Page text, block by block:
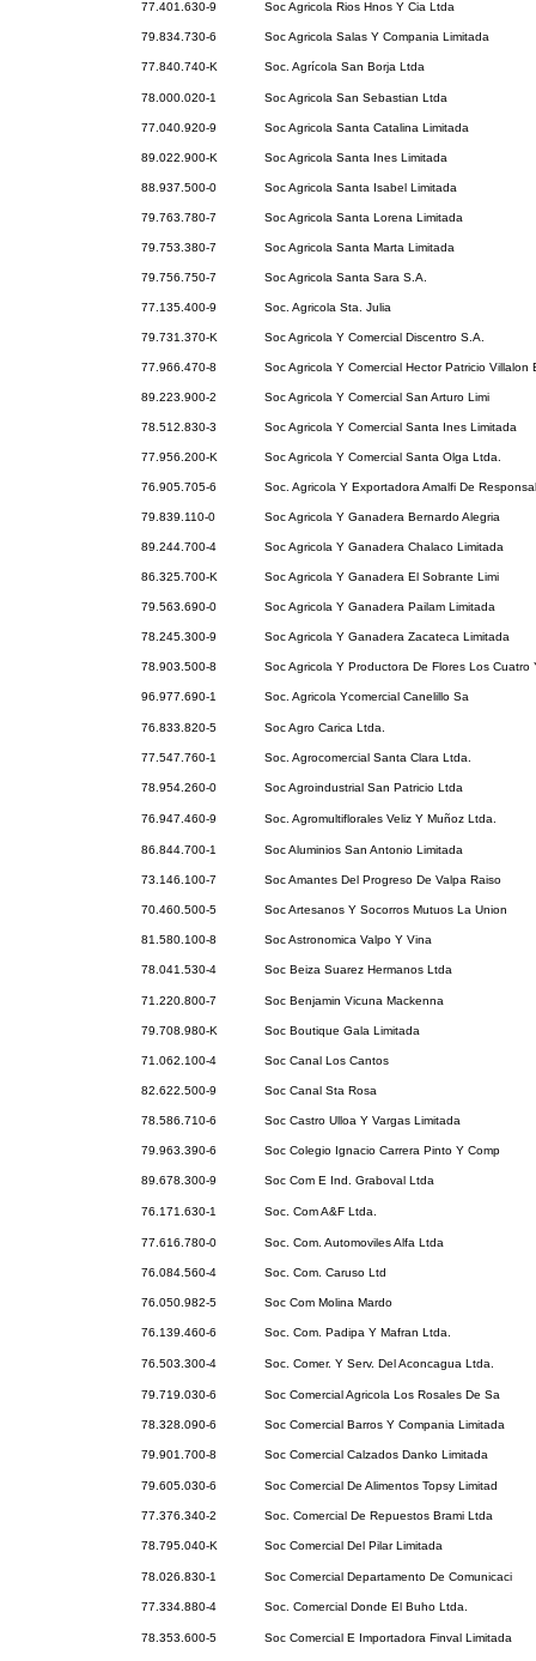
77.401.630-9 Soc Agricola Rios Hnos Y Cia Ltda
79.834.730-6 Soc Agricola Salas Y Compania Limitada
77.840.740-K Soc. Agrícola San Borja Ltda
78.000.020-1 Soc Agricola San Sebastian Ltda
77.040.920-9 Soc Agricola Santa Catalina Limitada
89.022.900-K Soc Agricola Santa Ines Limitada
88.937.500-0 Soc Agricola Santa Isabel Limitada
79.763.780-7 Soc Agricola Santa Lorena Limitada
79.753.380-7 Soc Agricola Santa Marta Limitada
79.756.750-7 Soc Agricola Santa Sara S.A.
77.135.400-9 Soc. Agricola Sta. Julia
79.731.370-K Soc Agricola Y Comercial Discentro S.A.
77.966.470-8 Soc Agricola Y Comercial Hector Patricio Villalon
89.223.900-2 Soc Agricola Y Comercial San Arturo Limi
78.512.830-3 Soc Agricola Y Comercial Santa Ines Limitada
77.956.200-K Soc Agricola Y Comercial Santa Olga Ltda.
76.905.705-6 Soc. Agricola Y Exportadora Amalfi De
79.839.110-0 Soc Agricola Y Ganadera Bernardo Alegria
89.244.700-4 Soc Agricola Y Ganadera Chalaco Limitada
86.325.700-K Soc Agricola Y Ganadera El Sobrante Limi
79.563.690-0 Soc Agricola Y Ganadera Pailam Limitada
78.245.300-9 Soc Agricola Y Ganadera Zacateca Limitada
78.903.500-8 Soc Agricola Y Productora De Flores Los Cuatro
96.977.690-1 Soc. Agricola Ycomercial Canelillo Sa
76.833.820-5 Soc Agro Carica Ltda.
77.547.760-1 Soc. Agrocomercial Santa Clara Ltda.
78.954.260-0 Soc Agroindustrial San Patricio Ltda
76.947.460-9 Soc. Agromultiflorales Veliz Y Muñoz Ltda.
86.844.700-1 Soc Aluminios San Antonio Limitada
73.146.100-7 Soc Amantes Del Progreso De Valpa Raiso
70.460.500-5 Soc Artesanos Y Socorros Mutuos La Union
81.580.100-8 Soc Astronomica Valpo Y Vina
78.041.530-4 Soc Beiza Suarez Hermanos Ltda
71.220.800-7 Soc Benjamin Vicuna Mackenna
79.708.980-K Soc Boutique Gala Limitada
71.062.100-4 Soc Canal Los Cantos
82.622.500-9 Soc Canal Sta Rosa
78.586.710-6 Soc Castro Ulloa Y Vargas Limitada
79.963.390-6 Soc Colegio Ignacio Carrera Pinto Y Comp
89.678.300-9 Soc Com E Ind. Graboval Ltda
76.171.630-1 Soc. Com A&F Ltda.
77.616.780-0 Soc. Com. Automoviles Alfa Ltda
76.084.560-4 Soc. Com. Caruso Ltd
76.050.982-5 Soc Com Molina Mardo
76.139.460-6 Soc. Com. Padipa Y Mafran Ltda.
76.503.300-4 Soc. Comer. Y Serv. Del Aconcagua Ltda.
79.719.030-6 Soc Comercial Agricola Los Rosales De Sa
78.328.090-6 Soc Comercial Barros Y Compania Limitada
79.901.700-8 Soc Comercial Calzados Danko Limitada
79.605.030-6 Soc Comercial De Alimentos Topsy Limitad
77.376.340-2 Soc. Comercial De Repuestos Brami Ltda
78.795.040-K Soc Comercial Del Pilar Limitada
78.026.830-1 Soc Comercial Departamento De Comunicaci
77.334.880-4 Soc. Comercial Donde El Buho Ltda.
78.353.600-5 Soc Comercial E Importadora Finval Limitada